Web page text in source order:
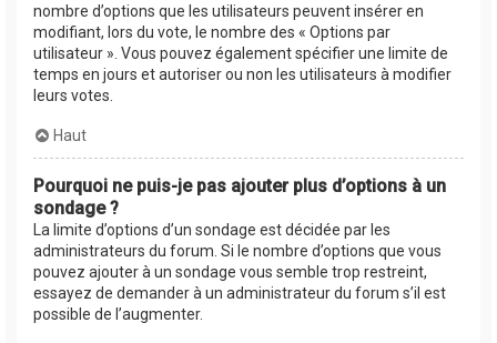
nombre d’options que les utilisateurs peuvent insérer en
modifiant, lors du vote, le nombre des « Options par
utilisateur ». Vous pouvez également spécifier une limite de
temps en jours et autoriser ou non les utilisateurs à modifier
leurs votes.
Haut
Pourquoi ne puis-je pas ajouter plus d’options à un
sondage ?
La limite d’options d’un sondage est décidée par les
administrateurs du forum. Si le nombre d’options que vous
pouvez ajouter à un sondage vous semble trop restreint,
essayez de demander à un administrateur du forum s’il est
possible de l’augmenter.